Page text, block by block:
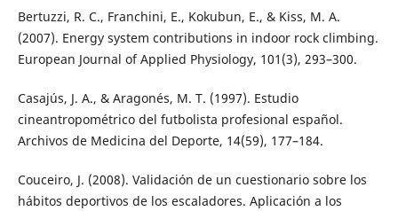
Bertuzzi, R. C., Franchini, E., Kokubun, E., & Kiss, M. A.
(2007). Energy system contributions in indoor rock climbing.
European Journal of Applied Physiology, 101(3), 293–300.
Casajús, J. A., & Aragonés, M. T. (1997). Estudio
cineantropométrico del futbolista profesional español.
Archivos de Medicina del Deporte, 14(59), 177–184.
Couceiro, J. (2008). Validación de un cuestionario sobre los
hábitos deportivos de los escaladores. Aplicación a los